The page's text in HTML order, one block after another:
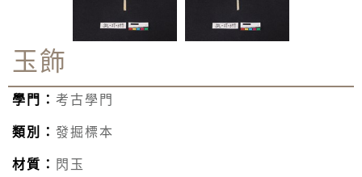
玉飾
學門： 考古學門
類別： 發掘標本
材質： 閃玉